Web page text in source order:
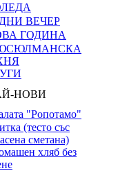
ВЕЧЕР
ГОДИНА
НОВИ
"Ропотамо"
(тесто със
сметана)
хляб без